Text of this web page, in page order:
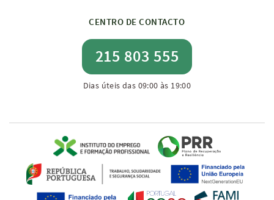
CENTRO DE CONTACTO
215 803 555
Dias úteis das 09:00 às 19:00